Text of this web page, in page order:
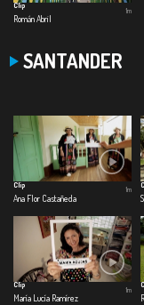
Clip
Román Abril
1m
SANTANDER
Clip
Ana Flor Castañeda
1m
Clip
María Lucía Ramírez
1m